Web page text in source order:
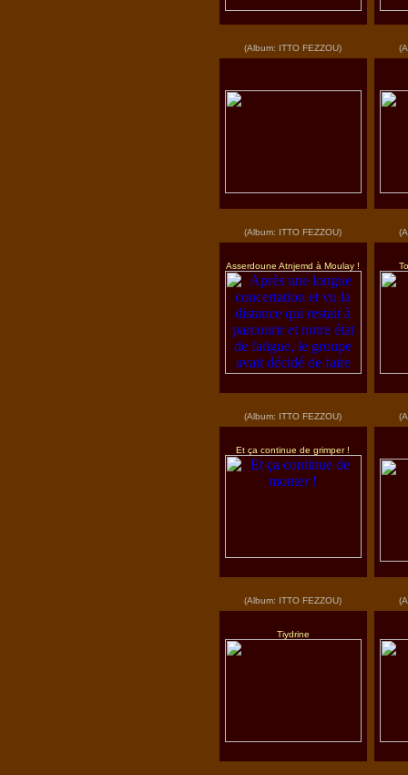
(Album: ITTO FEZZOU)
(Album: ITTO FEZZOU)
Asserdoune Atnjemd à Moulay !
(Album: ITTO FEZZOU)
Et ça continue de grimper !
(Album: ITTO FEZZOU)
Tiydrine